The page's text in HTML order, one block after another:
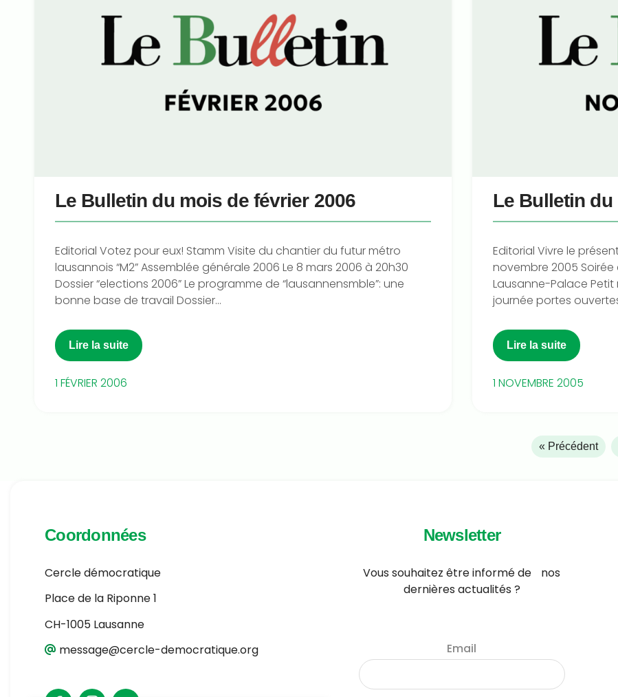
Le Bulletin du mois de février 2006
Editorial Votez pour eux! Stamm Visite du chantier du futur métro
lausannois “M2” Assemblée générale 2006 Le 8 mars 2006 à 20h30
Dossier “elections 2006” Le programme de “lausannensmble”: une
bonne base de travail Dossier...
Lire la suite
1 FÉVRIER 2006
Le Bulletin du
Editorial Vivre le
novembre 2005 Soirée
Lausanne-Palace
journée portes
Lire la suite
1 NOVEMBRE 2005
« Précédent
Coordonnées
Cercle démocratique
Place de la Riponne 1
CH-1005 Lausanne
message@cercle-democratique.org
Newsletter
Vous souhaitez être informé de nos
dernières actualités ?
Email